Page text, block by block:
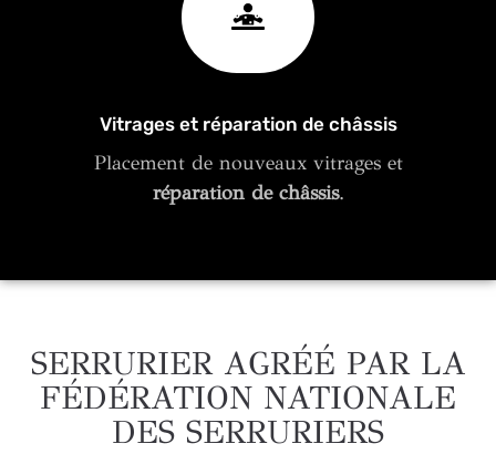
Vitrages et réparation de châssis
Placement de nouveaux vitrages et
réparation de châssis.
SERRURIER AGRÉÉ PAR LA
FÉDÉRATION NATIONALE
DES SERRURIERS